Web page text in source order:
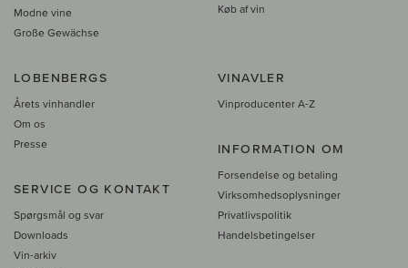
Modne vine
Große Gewächse
Køb af vin
LOBENBERGS
Årets vinhandler
Om os
Presse
SERVICE OG KONTAKT
Spørgsmål og svar
Downloads
Vin-arkiv
VINAVLER
Vinproducenter A-Z
INFORMATION OM
Forsendelse og betaling
Virksomhedsoplysninger
Privatlivspolitik
Handelsbetingelser